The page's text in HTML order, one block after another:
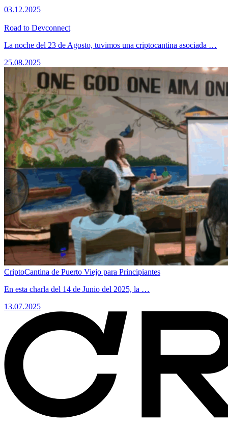
03.12.2025
Road to Devconnect
La noche del 23 de Agosto, tuvimos una criptocantina asociada …
25.08.2025
CriptoCantina de Puerto Viejo para Principiantes
​En esta charla del 14 de Junio del 2025, la …
13.07.2025